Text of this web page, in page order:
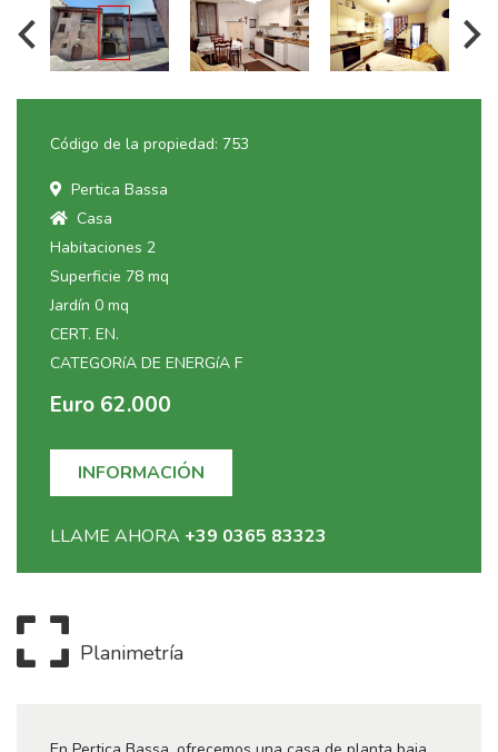
Código de la propiedad: 753
Pertica Bassa
Casa
Habitaciones 2
Superficie 78 mq
Jardín 0 mq
CERT. EN.
CATEGORíA DE ENERGíA F
Euro 62.000
INFORMACIÓN
LLAME AHORA +39 0365 83323
Planimetría